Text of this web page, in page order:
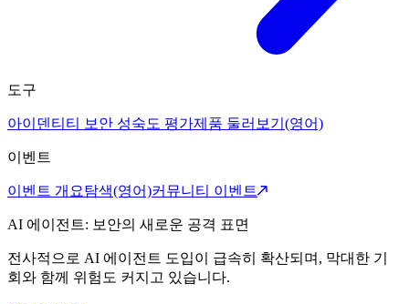
도구
아이덴티티 보안 성숙도 평가제품 둘러보기(영어)
이벤트
이벤트 개요탐색(영어)커뮤니티 이벤트
AI 에이전트: 보안의 새로운 공격 표면
전사적으로 AI 에이전트 도입이 급속히 확산되며, 막대한 기
회와 함께 위험도 커지고 있습니다.